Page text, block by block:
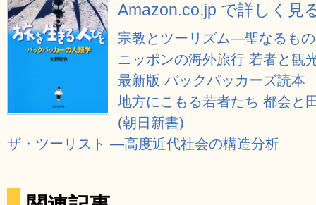
Amazon.co.jp で詳しく見
宗教とツーリズム―聖なるも
ニッポンの海外旅行 若者と観
最新版 バックパッカーズ読本
地方にこもる若者たち 都会と
(朝日新書)
ザ・ツーリスト ―高度近代社会の構造分析